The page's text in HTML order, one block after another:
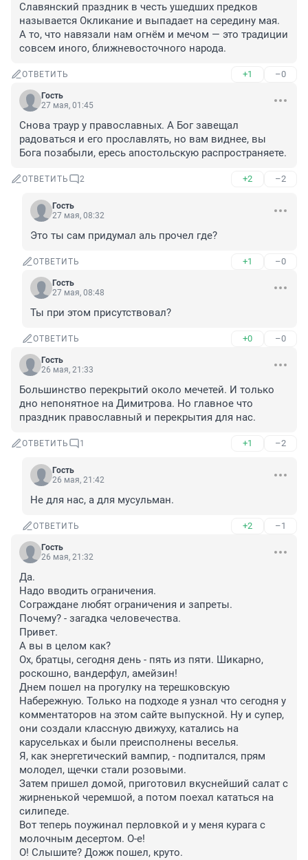
Славянский праздник в честь ушедших предков
называется Окликание и выпадает на середину мая.
А то, что навязали нам огнём и мечом — это традиции
совсем иного, ближневосточного народа.
ОТВЕТИТЬ +1 –0
Гость
27 мая, 01:45
Снова траур у православных. А Бог завещал
радоваться и его прославлять, но вам виднее, вы
Бога позабыли, ересь апостольскую распространяете.
ОТВЕТИТЬ 2 +2 –2
Гость
27 мая, 08:32
Это ты сам придумал аль прочел где?
ОТВЕТИТЬ +1 –0
Гость
27 мая, 08:48
Ты при этом присутствовал?
ОТВЕТИТЬ +0 –0
Гость
26 мая, 21:33
Большинство перекрытий около мечетей. И только
дно непонятное на Димитрова. Но главное что
праздник православный и перекрытия для нас.
ОТВЕТИТЬ 1 +1 –2
Гость
26 мая, 21:42
Не для нас, а для мусульман.
ОТВЕТИТЬ +2 –1
Гость
26 мая, 21:32
Да.
Надо вводить ограничения.
Сограждане любят ограничения и запреты.
Почему? - загадка человечества.
Привет.
А вы в целом как?
Ох, братцы, сегодня день - пять из пяти. Шикарно,
роскошно, вандерфул, амейзин!
Днем пошел на прогулку на терешковскую
Набережную. Только на подходе я узнал что сегодня у
комментаторов на этом сайте выпускной. Ну и супер,
они создали классную движуху, катались на
карусельках и были преисполнены веселья.
Я, как энергетический вампир, - подпитался, прям
молодел, щечки стали розовыми.
Затем пришел домой, приготовил вкуснейший салат с
жирненькой черемшой, а потом поехал кататься на
силипеде.
Вот теперь поужинал перловкой и у меня курага с
молочным десертом. О-е!
О! Слышите? Дожж пошел, круто.